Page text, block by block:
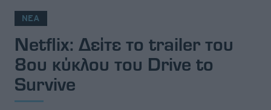
ΝΕΑ
Netflix: Δείτε το trailer του
8ου κύκλου του Drive to
Survive
Δοκιμές
Electric
Motorsport